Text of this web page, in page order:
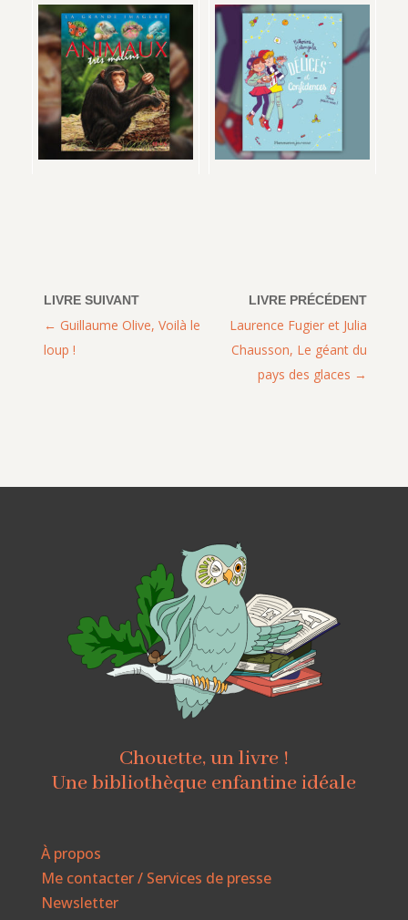
Laurence Fugier et Julia
Chausson, Le géant du
pays des glaces
Guillaume Olive, Voilà le
loup !
Chouette, un livre !
Une bibliothèque enfantine idéale
À propos
Me contacter / Services de presse
Newsletter